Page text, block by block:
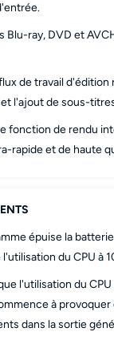
Blu-ray, DVD et
de travail d'édition
l'ajout de sous-
fonction de rendu
rapide et de haute
épuise la
du CPU à
l'utilisation du
à provoquer
dans la sortie